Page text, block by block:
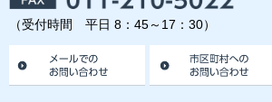
（受付時間 平日 8：45～17：30）